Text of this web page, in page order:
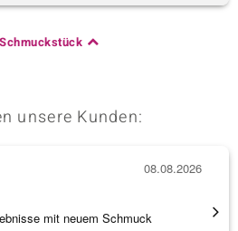
unsere Kunden:
mit neuem Schmuck
08.08.2026